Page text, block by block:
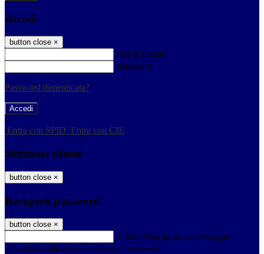
Accedi
button close ×
Nome Utente
Password
Password dimenticata?
-
Entra con SPID Entra con CIE
Seleziona utente
button close ×
Recupero password
button close ×
E-mail Verrà inviato un messaggio
all'indirizzo indicato con le istruzioni necessarie.